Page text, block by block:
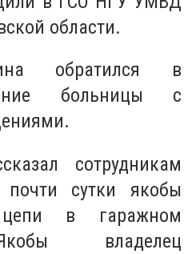
области.
обратился в
больницы с
сотрудникам
сутки якобы
в гаражном
владелец